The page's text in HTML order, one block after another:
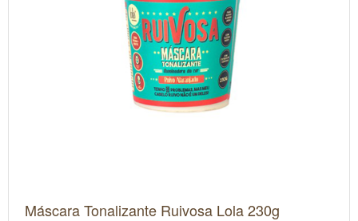
para
Máscara Tonalizante Ruivosa Lola 230g